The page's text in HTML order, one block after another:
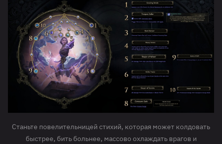
Станьте повелительницей стихий, которая может колдовать
быстрее, бить больнее, массово охлаждать врагов и